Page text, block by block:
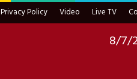
Privacy Policy Video Live TV
8/7/